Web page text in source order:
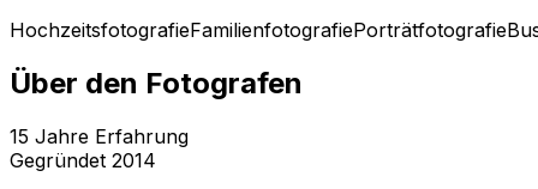
HochzeitsfotografieFamilienfotografiePorträtfotografie
Über den Fotografen
15 Jahre Erfahrung
Gegründet 2014